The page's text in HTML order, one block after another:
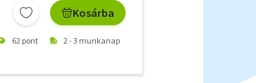
Kosárba
62 pont 2 - 3 munkanap